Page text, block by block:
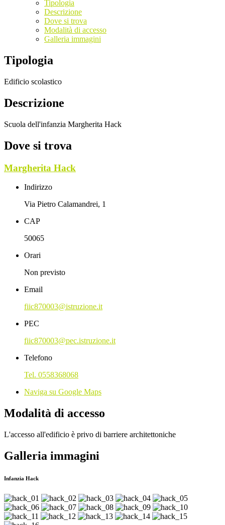
Tipologia
Descrizione
Dove si trova
Modalità di accesso
Galleria immagini
Tipologia
Edificio scolastico
Descrizione
Scuola dell'infanzia Margherita Hack
Dove si trova
Margherita Hack
Indirizzo
Via Pietro Calamandrei, 1
CAP
50065
Orari
Non previsto
Email
fiic870003@istruzione.it
PEC
fiic870003@pec.istruzione.it
Telefono
Tel. 0558368068
Naviga su Google Maps
Modalità di accesso
L'accesso all'edificio è privo di barriere architettoniche
Galleria immagini
Infanzia Hack